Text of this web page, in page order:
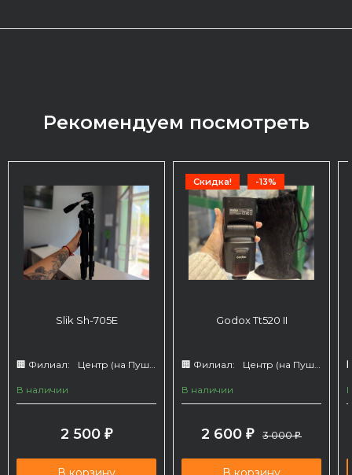
Рекомендуем посмотреть
Slik Sh-705E
🏢 Филиал: Центр (на Пушкина 66)
В наличии
2 500 ₽
Скидка! -13%
Godox Tt520 II
🏢 Филиал: Центр (на Пушкина 66)
В наличии
2 600 ₽ 3 000₽